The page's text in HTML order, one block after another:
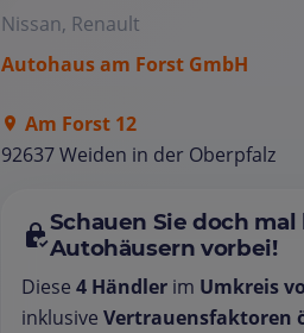
Nissan, Renault
Autohaus am Forst GmbH
Am Forst 12
92637 Weiden in der Oberpfalz
Schauen Sie doch
Autohäusern vorbei!
Diese 4 Händler im Umkreis
inklusive Vertrauensfaktoren